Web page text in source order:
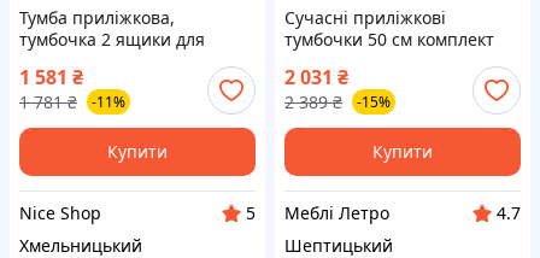
Тумба приліжкова,
тумбочка 2 ящики для
спальні, ДСП 45,2х38х44,2
см — Приліжкові тумбочки,
тумба класична в спальню
1 581 ₴
1 781 ₴ -11%
Купити
Nice Shop
5
Хмельницький
Сучасні приліжкові
тумбочки 50 см комплект
Вероніка Мебель Сервіс дуб
апріл+венге
2 031 ₴
2 389 ₴ -15%
Купити
Меблі Летро
4.7
Шептицький